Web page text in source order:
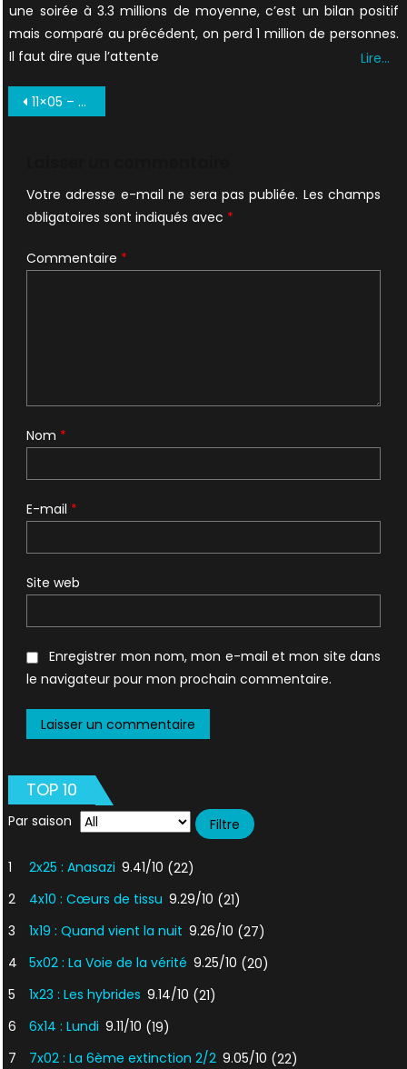
une soirée à 3.3 millions de moyenne, c’est un bilan positif
mais comparé au précédent, on perd 1 million de personnes.
Il faut dire que l’attente
Lire…
Navigation
11×05 – Ghouli : la review
Votre adresse e-mail ne sera pas publiée. Les champs
obligatoires sont indiqués avec *
Commentaire *
Nom *
E-mail *
Site web
Enregistrer mon nom, mon e-mail et mon site dans
le navigateur pour mon prochain commentaire.
TOP 10
Par saison
1 2x25 : Anasazi 9.41/10 (22)
2
4x10 : Cœurs de tissu 9.29/10 (21)
3
1x19 : Quand vient la nuit 9.26/10 (27)
4
5x02 : La Voie de la vérité 9.25/10 (20)
5
1x23 : Les hybrides 9.14/10 (21)
6
6x14 : Lundi 9.11/10 (19)
7
7x02 : La 6ème extinction 2/2 9.05/10 (22)